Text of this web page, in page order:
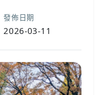
發佈日期
2026-03-11